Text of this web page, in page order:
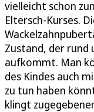
vielleicht schon
Eltersch-Kurses.
Zustand, der rund
aufkommt. Man
des Kindes auch
zu tun haben
klingt